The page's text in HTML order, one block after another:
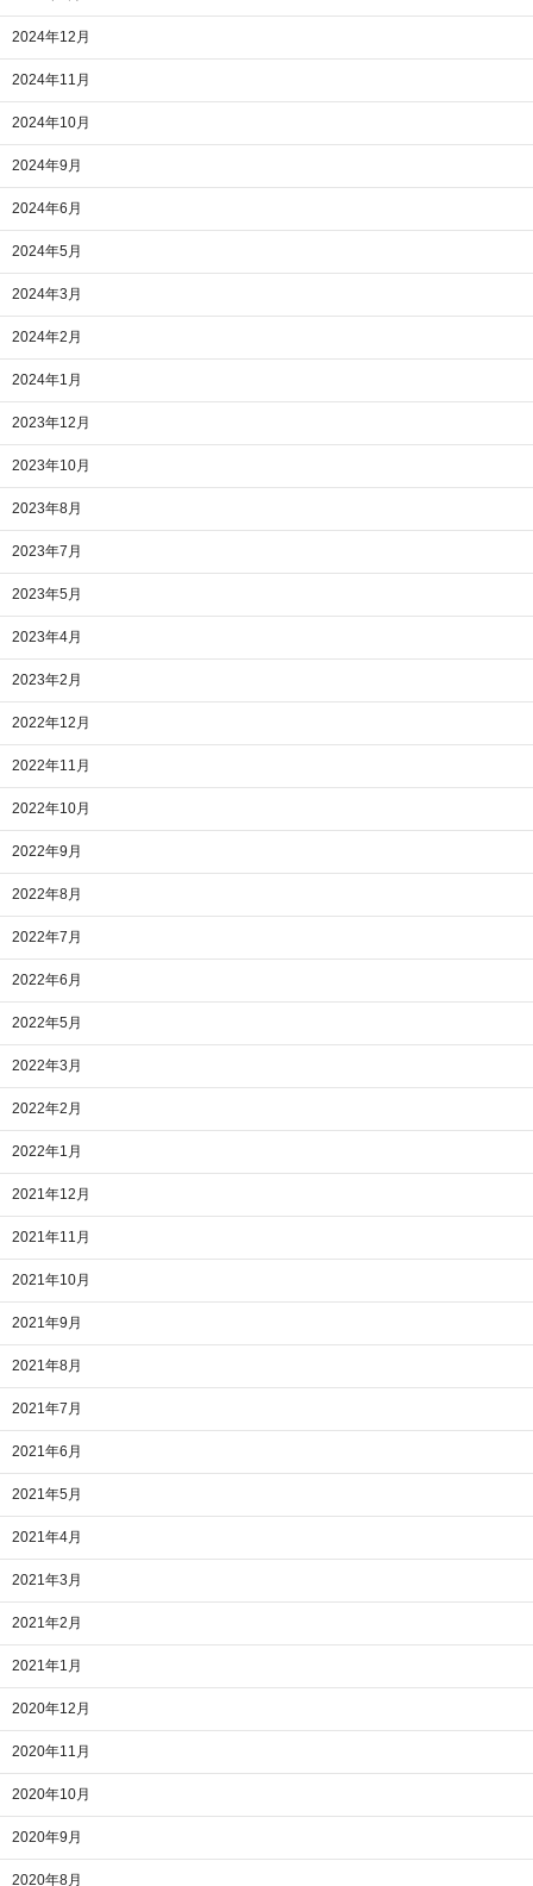
2024年12月
2024年11月
2024年10月
2024年9月
2024年6月
2024年5月
2024年3月
2024年2月
2024年1月
2023年12月
2023年10月
2023年8月
2023年7月
2023年5月
2023年4月
2023年2月
2022年12月
2022年11月
2022年10月
2022年9月
2022年8月
2022年7月
2022年6月
2022年5月
2022年3月
2022年2月
2022年1月
2021年12月
2021年11月
2021年10月
2021年9月
2021年8月
2021年7月
2021年6月
2021年5月
2021年4月
2021年3月
2021年2月
2021年1月
2020年12月
2020年11月
2020年10月
2020年9月
2020年8月